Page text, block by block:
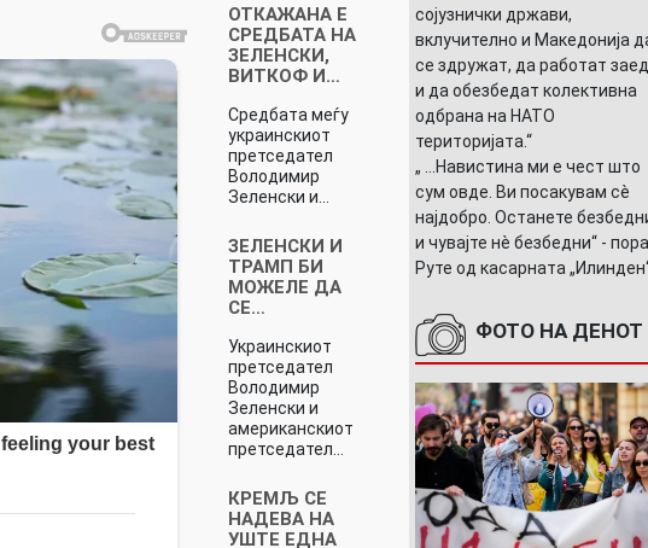
ОТКАЖАНА Е
СРЕДБАТА НА
ЗЕЛЕНСКИ,
ВИТКОФ И…
Средбата меѓу
украинскиот
претседател
Володимир
Зеленски и…
ЗЕЛЕНСКИ И
ТРАМП БИ
МОЖЕЛЕ ДА
СЕ…
Украинскиот
претседател
Володимир
Зеленски и
американскиот
претседател…
КРЕМЉ СЕ
НАДЕВА НА
УШТЕ ЕДНА
сојузнички држави,
вклучително и Македонија
се здружат, да работат
и да обезбедат колективна
одбрана на НАТО
територијата.“
„ ...Навистина ми е чест што
сум овде. Ви посакувам сè
најдобро. Останете
и чувајте нè безбедни“ -
Руте од касарната
ФОТО НА ДЕНОТ